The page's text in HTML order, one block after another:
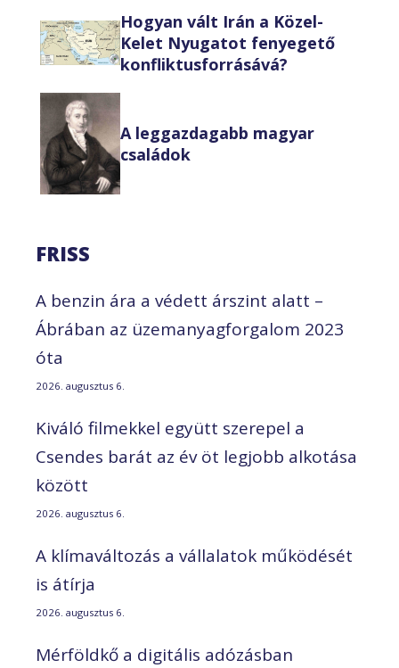
Hogyan vált Irán a Közel-
Kelet Nyugatot fenyegető
konfliktusforrásává?
A leggazdagabb magyar
családok
FRISS
A benzin ára a védett árszint alatt –
Ábrában az üzemanyagforgalom 2023
óta
2026. augusztus 6.
Kiváló filmekkel együtt szerepel a
Csendes barát az év öt legjobb alkotása
között
2026. augusztus 6.
A klímaváltozás a vállalatok működését
is átírja
2026. augusztus 6.
Mérföldkő a digitális adózásban